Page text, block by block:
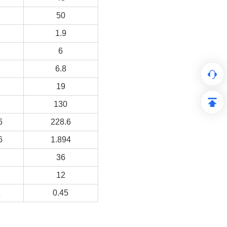
50
1.9
6
6.8
19
130
228.6
1.894
36
12
0.45